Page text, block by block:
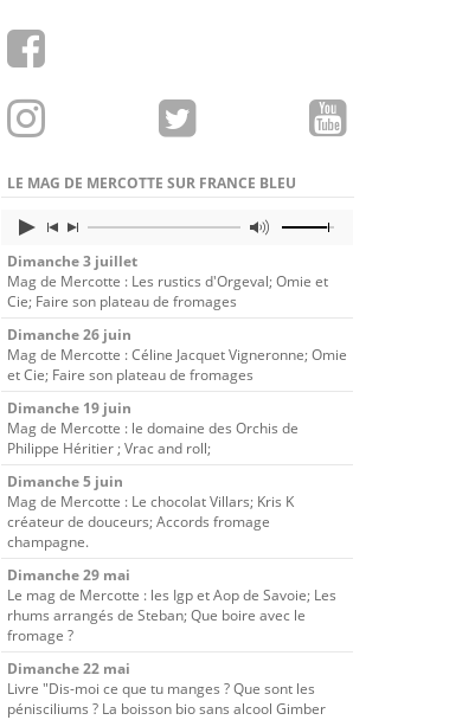
LE MAG DE MERCOTTE SUR FRANCE BLEU
Dimanche 3 juillet
Mag de Mercotte : Les rustics d'Orgeval; Omie et
Cie; Faire son plateau de fromages
Dimanche 26 juin
Mag de Mercotte : Céline Jacquet Vigneronne; Omie
et Cie; Faire son plateau de fromages
Dimanche 19 juin
Mag de Mercotte : le domaine des Orchis de
Philippe Héritier ; Vrac and roll;
Dimanche 5 juin
Mag de Mercotte : Le chocolat Villars; Kris K
créateur de douceurs; Accords fromage
champagne.
Dimanche 29 mai
Le mag de Mercotte : les Igp et Aop de Savoie; Les
rhums arrangés de Steban; Que boire avec le
fromage ?
Dimanche 22 mai
Livre "Dis-moi ce que tu manges ? Que sont les
pénisciliums ? La boisson bio sans alcool Gimber